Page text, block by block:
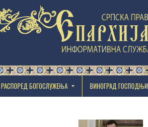
РАСПОРЕД БОГОСЛУЖЕЊА ВИНОГРАД ГОСПОДЊИ